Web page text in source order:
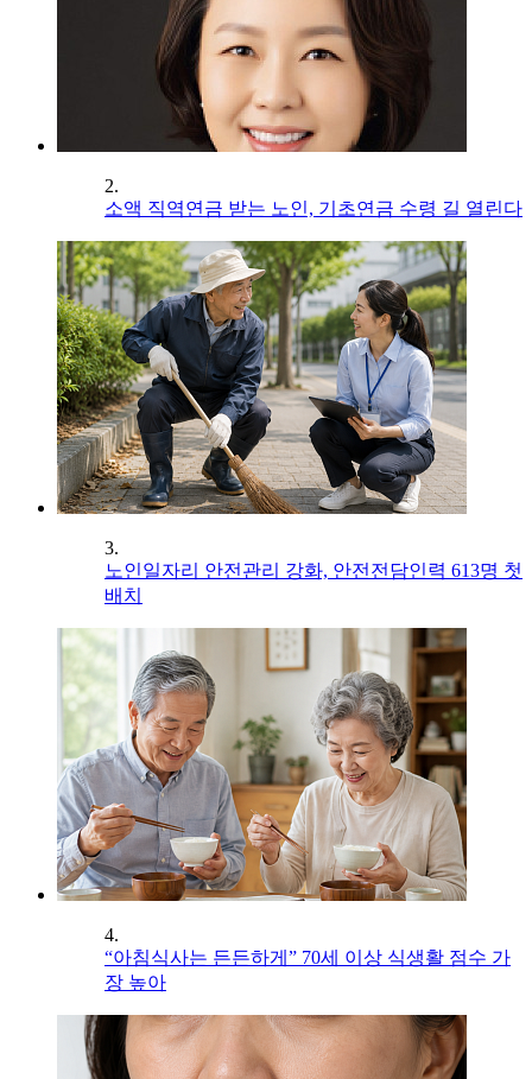
2.
소액 직역연금 받는 노인, 기초연금 수령 길 열린다
3.
노인일자리 안전관리 강화, 안전전담인력 613명 첫
배치
4.
“아침식사는 든든하게” 70세 이상 식생활 점수 가
장 높아